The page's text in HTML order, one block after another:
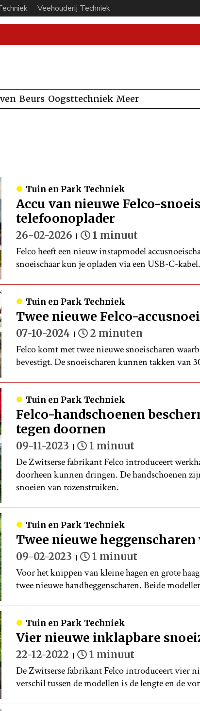
Veehouderij Techniek
Beurs Oogsttechniek Meer
Tuin en Park Techniek
Accu van nieuwe Felco-
telefoonoplader
26-02-2026 1 minuut
Felco heeft een nieuw instapmodel
snoeischaar kun je opladen via een USB-C-kabel.
Tuin en Park Techniek
Twee nieuwe Felco-
07-10-2024 2 minuten
Felco komt met twee nieuwe snoeischaren
bevestigt. De snoeischaren kunnen takken van
Tuin en Park Techniek
Felco-handschoenen
tegen doornen
09-11-2023 1 minuut
De Zwitserse fabrikant Felco introduceert
doorheen kunnen dringen. De handschoenen
snoeien van rozenstruiken.
Tuin en Park Techniek
Twee nieuwe heggenscharen
09-02-2023 1 minuut
Voor het knippen van kleine hagen en grote
twee nieuwe handheggenscharen. Beide
Tuin en Park Techniek
Vier nieuwe inklapbare
22-12-2022 1 minuut
De Zwitserse fabrikant Felco introduceert vier
verschil tussen de modellen is de lengte en de